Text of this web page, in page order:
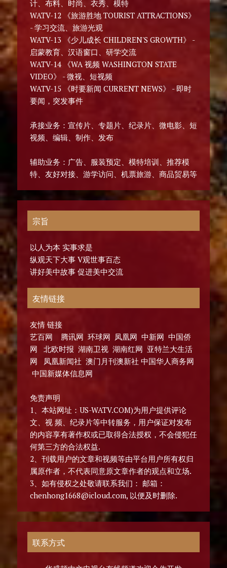
计、布料、时尚、衣秀、模特
WATV-12 《旅游胜地 TOURIST ATTRACTIONS》
- 学习交流、旅游光观
WATV-13 《少儿成长 CHILDREN'S GROWTH》 -
启蒙教育、汉语窗口、研学交流
WATV-14 《WA 视频 WASHINGTON STATE
VIDEO》 - 微视、短视频
WATV-15 《时要新闻 CURRENT NEWS》 - 即时
要闻，突发事件
承接业务：宣传片、专题片、纪录片、微电影、短
视频、编辑、制作、发布
辅助业务：广告、服装预定、模特培训、推荐模
特、友好对接、游学访问、机票旅游、商品贸易等
宗旨
以人为本 实事求是
纵观天下大事 V观世事百态
讲好美中故事 促进美中交流
友情链接
友情 链接
艺百网 腾讯网 环球网 凤凰网 中新网 中国侨
网 北欧时报 湖南卫视 湖南红网 亚特兰大生活
网 凤凰新闻社 澳门月刊澳新社 中国华人商务网
中国新媒体信息网
免责声明
1、本站网址：US-WATV.COM)为用户提供评论
文、视 频、纪录片等中转服务，用户保证对发布
的内容享有著作权或已取得合法授权，不会侵犯任
何第三方的合法权益.
2、刊载用户的文章和视频等由平台用户所有权归
属原作者，不代表同意原文章作者的观点和立场.
3、如有侵权之处敬请联系我们： 邮箱：
chenhong1668@icloud.com, 以便及时删除.
联系方式